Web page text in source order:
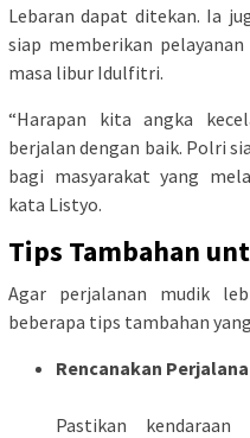
Lebaran dapat ditekan. Ia
siap memberikan
masa libur Idulfitri.
“Harapan kita angka
berjalan dengan baik. Polri
bagi masyarakat yang
kata Listyo.
Tips Tambahan
Agar perjalanan mudik
beberapa tips tambahan
Rencanakan
Pastikan